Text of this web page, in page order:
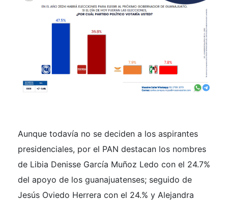
Aunque todavía no se deciden a los aspirantes
presidenciales, por el PAN destacan los nombres
de Libia Denisse García Muñoz Ledo con el 24.7%
del apoyo de los guanajuatenses; seguido de
Jesús Oviedo Herrera con el 24.% y Alejandra